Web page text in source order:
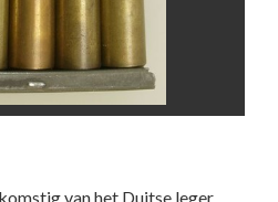
van het Duitse leger